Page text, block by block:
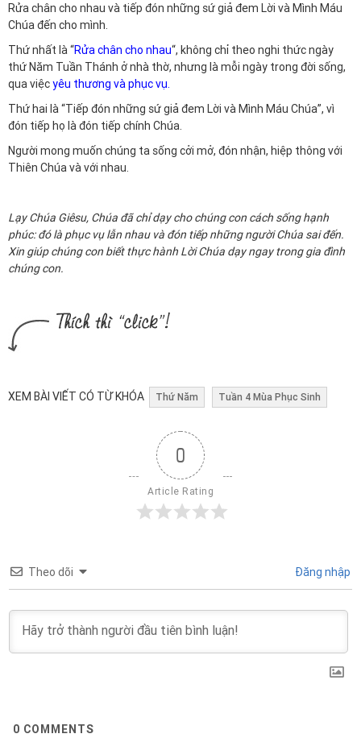
Rửa chân cho nhau và tiếp đón những sứ giả đem Lời và Mình Máu
Chúa đến cho mình.
Thứ nhất là “Rửa chân cho nhau“, không chỉ theo nghi thức ngày
thứ Năm Tuần Thánh ở nhà thờ, nhưng là mỗi ngày trong đời sống,
qua việcyêu thương và phục vụ.
Thứ hai là “Tiếp đón những sứ giả đem Lời và Mình Máu Chúa”, vì
đón tiếp họ là đón tiếp chính Chúa.
Người mong muốn chúng ta sống cởi mở, đón nhận, hiệp thông với
Thiên Chúa và với nhau.
Lạy Chúa Giêsu, Chúa đã chỉ dạy cho chúng con cách sống hạnh
phúc: đó là phục vụ lẫn nhau và đón tiếp những người Chúa sai đến.
Xin giúp chúng con biết thực hành Lời Chúa dạy ngay trong gia đình
chúng con.
XEM BÀI VIẾT CÓ TỪ KHÓA Thứ Năm Tuần 4 Mùa Phục Sinh
0
Article Rating
Theo dõi Đăng nhập
0 COMMENTS